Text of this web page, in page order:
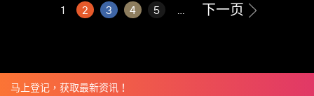
1 2 3 4 5 ... 下一页
马上登记，获取最新资讯！